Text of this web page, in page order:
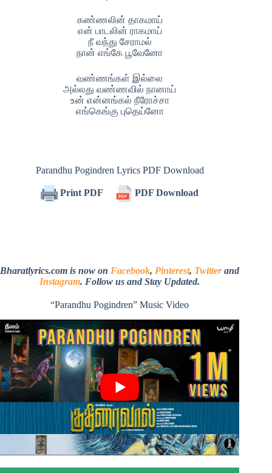
கண்ணலின் தாகமாய்
என் பாடலின் ராகமாய்
நீ வந்து சேராமல்
நான் எங்கே பூவேனோ
வண்ணங்கள் இல்லை
அல்லது வண்ணவில் நானாய்
உன் என்னங்கல் நீரோச்சா
எங்கெங்கு புதெய்னோ
Parandhu Pogindren Lyrics PDF Download
Print PDF PDF Download
Bharatlyrics.com is now on Facebook, Pinterest, Twitterand
Instagram. Follow us and Stay Updated.
“Parandhu Pogindren” Music Video